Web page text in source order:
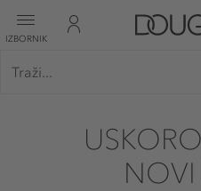
IZBORNIK
NOVI